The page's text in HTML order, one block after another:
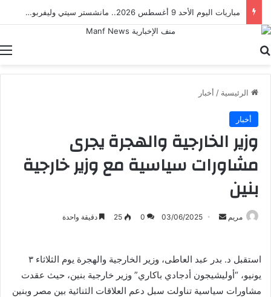
مباراة مصر والدنمارك.. ناشئات الفراعنة يطاردن برونزية كأس العالم لكرة اليد
الرئيسية / أخبار
أخبار
وزير الخارجية والهجرة يجرى
مشاورات سياسية مع وزير خارجية
بنين
مريم
أرسل 03/06/2025
0
25 دقيقة واحدة
استقبل د. بدر عبد العاطى، وزير الخارجية والهجرة يوم الثلاثاء ٣
يونيو، “أوليشيجون أدجادي باكاري” وزير خارجية بنين، حيث عقدت
مشاورات سياسية تناولت سبل دعم العلاقات الثنائية بين مصر وبنين